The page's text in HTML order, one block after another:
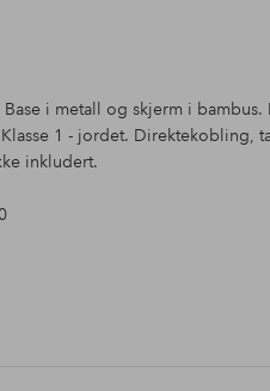
i metall og skjerm i bambus.
1 - jordet. Direktekobling,
inkludert.